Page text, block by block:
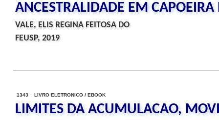
ANCESTRALIDADE EM
VALE, ELIS REGINA FEITOSA DO
FEUSP, 2019
1343 LIVRO ELETRONICO / EBOOK
LIMITES DA ACUMULACAO,